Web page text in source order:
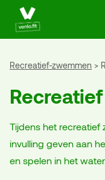
Ga naar de
Recreatief-zwemmen
Tijdens het recreatief
invulling geven aan
en spelen in het water.